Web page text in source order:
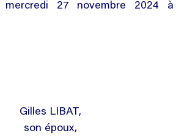
mercredi 27 novembre 2024 à
Gilles LIBAT,
son époux,